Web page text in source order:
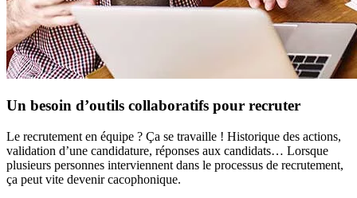
Un besoin d’outils collaboratifs pour recruter
Le recrutement en équipe ? Ça se travaille ! Historique des actions,
validation d’une candidature, réponses aux candidats… Lorsque
plusieurs personnes interviennent dans le processus de recrutement,
ça peut vite devenir cacophonique.